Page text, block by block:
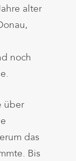
alter
noch
über
das
Bis